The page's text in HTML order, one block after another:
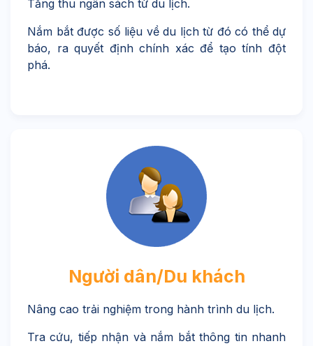
Tăng thu ngân sách từ du lịch.
Nắm bắt được số liệu về du lịch từ đó có thể dự
báo, ra quyết định chính xác để tạo tính đột
phá.
Người dân/Du khách
Nâng cao trải nghiệm trong hành trình du lịch.
Tra cứu, tiếp nhận và nắm bắt thông tin nhanh